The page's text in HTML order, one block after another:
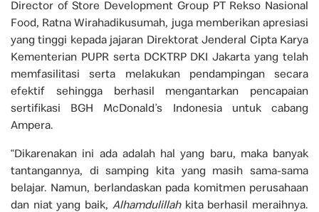
Director of Store Development Group PT Rekso Nasional
Food, Ratna Wirahadikusumah, juga memberikan apresiasi
yang tinggi kepada jajaran Direktorat Jenderal Cipta Karya
Kementerian PUPR serta DCKTRP DKI Jakarta yang telah
memfasilitasi serta melakukan pendampingan secara
efektif sehingga berhasil mengantarkan pencapaian
sertifikasi BGH McDonald’s Indonesia untuk cabang
Ampera.
“Dikarenakan ini ada adalah hal yang baru, maka banyak
tantangannya, di samping kita yang masih sama-sama
belajar. Namun, berlandaskan pada komitmen perusahaan
dan niat yang baik, Alhamdulillahkita berhasil meraihnya.